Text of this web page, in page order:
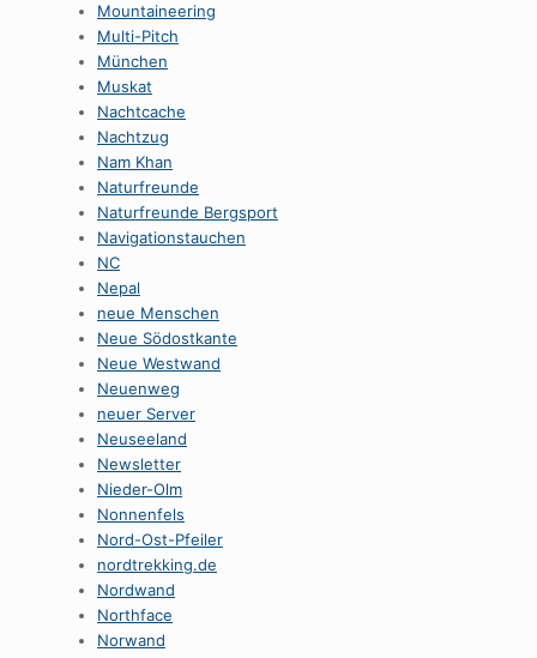
Mountaineering
Multi-Pitch
München
Muskat
Nachtcache
Nachtzug
Nam Khan
Naturfreunde
Naturfreunde Bergsport
Navigationstauchen
NC
Nepal
neue Menschen
Neue Södostkante
Neue Westwand
Neuenweg
neuer Server
Neuseeland
Newsletter
Nieder-Olm
Nonnenfels
Nord-Ost-Pfeiler
nordtrekking.de
Nordwand
Northface
Norwand